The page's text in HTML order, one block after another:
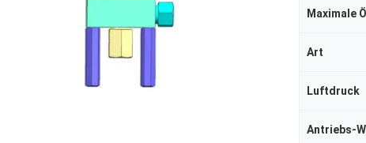
Art
Luftdruck
Antriebs-